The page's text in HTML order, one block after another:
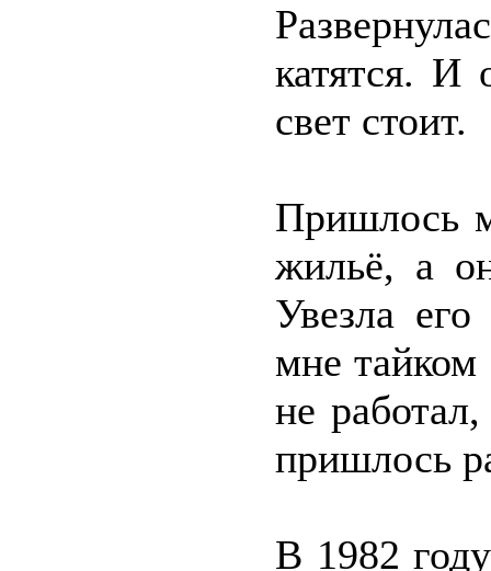
катятся. И
свет стоит.
Пришлось
жильё, а
Увезла
мне
не
пришлось
В 1982